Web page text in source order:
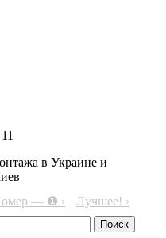
в Украине и
— ❶ › Лучшее! ›